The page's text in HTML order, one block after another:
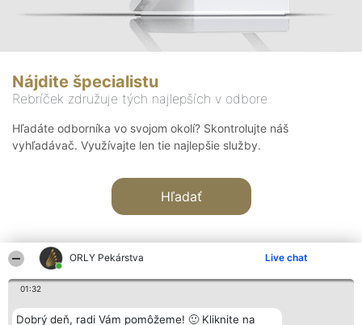
ORLY Pekárstva Live chat
01:32
Dobrý deň, radi Vám pomôžeme! 🙂 Kliknite na
Nájdite špecialistu
Rebríček združuje tých najlepších v odbore
Hľadáte odborníka vo svojom okolí? Skontrolujte náš
vyhľadávač. Využívajte len tie najlepšie služby.
Hľadať
Organizátor hodnotenia Hodnotenie Kontakt